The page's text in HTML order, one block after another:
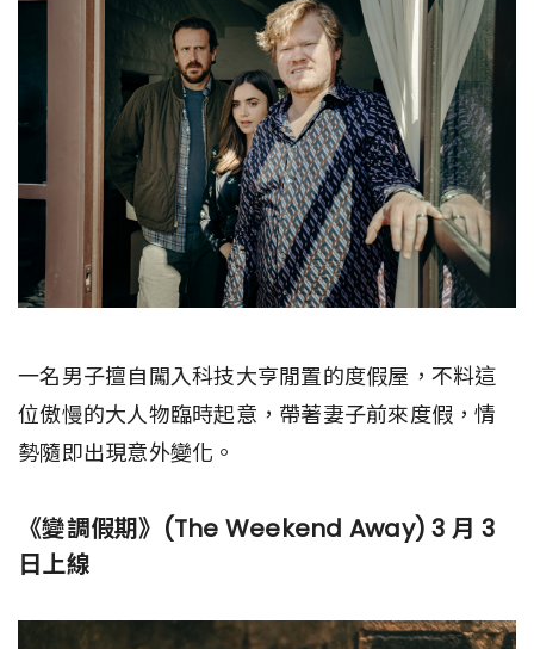
一名男子擅自闖入科技大亨閒置的度假屋，不料這
位傲慢的大人物臨時起意，帶著妻子前來度假，情
勢隨即出現意外變化。
《變調假期》(The Weekend Away) 3 月 3
日上線